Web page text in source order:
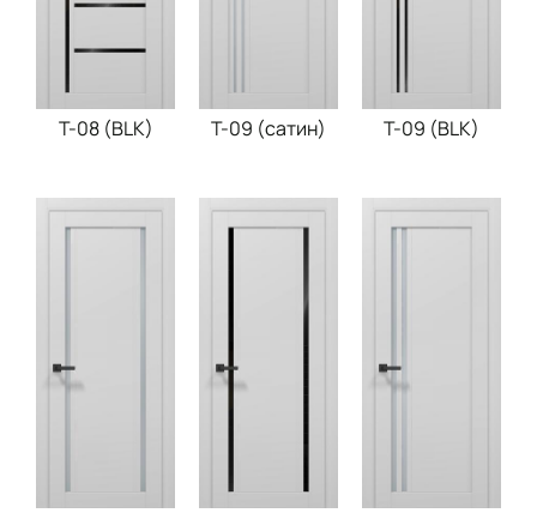
T-08 (BLK) T-09 (сатин) T-09 (BLK)